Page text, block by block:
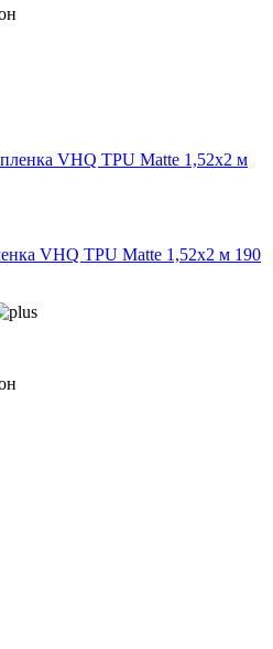
VHQ TPU Matte 1,52х2 м 190